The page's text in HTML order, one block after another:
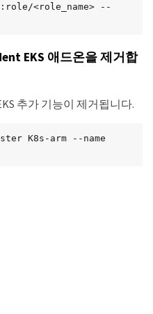
<role_name> --
EKS 애드온을 제거합
추가 기능이 제거됩니다.
K8s-arm --name